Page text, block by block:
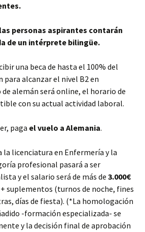
personas aspirantes contarán
de un intérprete bilingüe.
una beca de hasta el 100% del
alcanzar el nivel B2 en
alemán será online, el horario de
con su actual actividad laboral.
paga el vuelo a Alemania.
la licenciatura en Enfermería y la
profesional pasará a ser
y el salario será de más de 3.000€
+ suplementos (turnos de noche, fines
días de fiesta). (*La homologación
-formación especializada- se
y la decisión final de aprobación